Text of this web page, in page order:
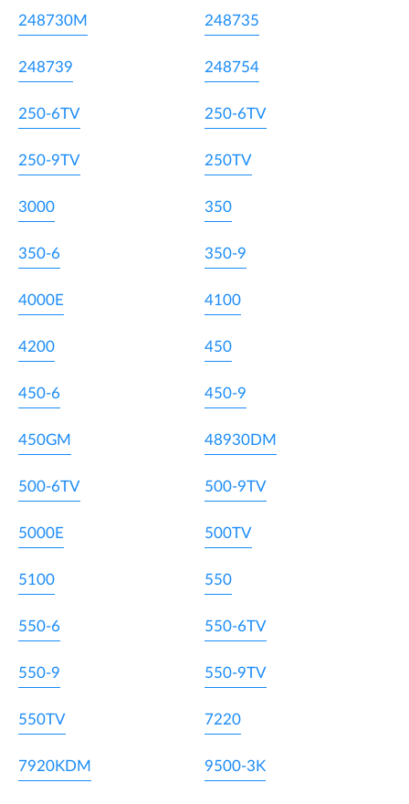
248730M 248735
248739 248754
250-6TV 250-6TV
250-9TV 250TV
3000 350
350-6 350-9
4000E 4100
4200 450
450-6 450-9
450GM 48930DM
500-6TV 500-9TV
5000E 500TV
5100 550
550-6 550-6TV
550-9 550-9TV
550TV 7220
7920KDM 9500-3K